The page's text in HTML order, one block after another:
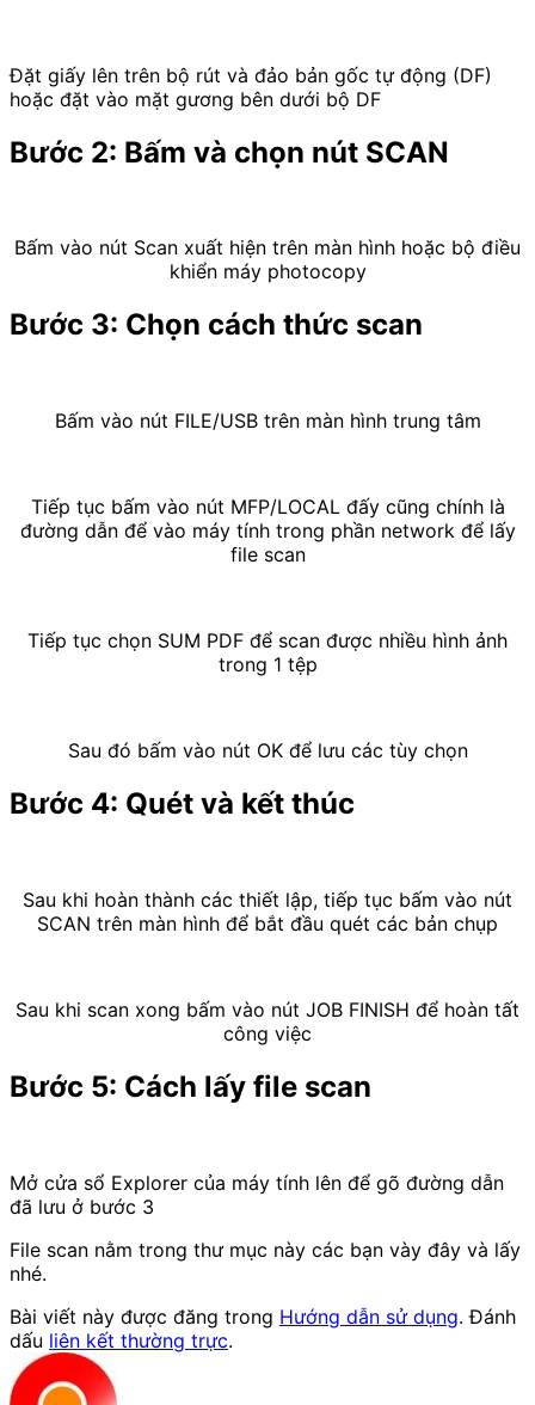
Đặt giấy lên trên bộ rút và đảo bản gốc tự động (DF)
hoặc đặt vào mặt gương bên dưới bộ DF
Bước 2: Bấm và chọn nút SCAN
Bấm vào nút Scan xuất hiện trên màn hình hoặc bộ điều
khiển máy photocopy
Bước 3: Chọn cách thức scan
Bấm vào nút FILE/USB trên màn hình trung tâm
Tiếp tục bấm vào nút MFP/LOCAL đấy cũng chính là
đường dẫn để vào máy tính trong phần network để lấy
file scan
Tiếp tục chọn SUM PDF để scan được nhiều hình ảnh
trong 1 tệp
Sau đó bấm vào nút OK để lưu các tùy chọn
Bước 4: Quét và kết thúc
Sau khi hoàn thành các thiết lập, tiếp tục bấm vào nút
SCAN trên màn hình để bắt đầu quét các bản chụp
Sau khi scan xong bấm vào nút JOB FINISH để hoàn tất
công việc
Bước 5: Cách lấy file scan
Mở cửa sổ Explorer của máy tính lên để gõ đường dẫn
đã lưu ở bước 3
File scan nằm trong thư mục này các bạn vày đây và lấy
nhé.
Bài viết này được đăng trong Hướng dẫn sử dụng. Đánh
dấu liên kết thường trực.